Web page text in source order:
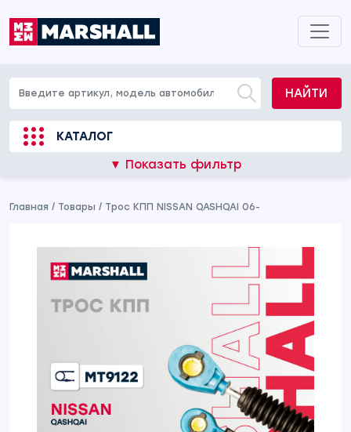
НАЙТИ
КАТАЛОГ
▼ Показать фильтр
Главная / Товары / Трос КПП NISSAN QASHQAI 06-